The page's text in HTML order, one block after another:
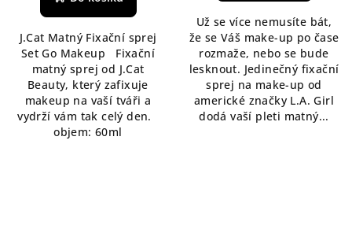
z
5
hvězdiček.
J.Cat Matný Fixační sprej
Set Go Makeup Fixační
matný sprej od J.Cat
Beauty, který zafixuje
makeup na vaší tváři a
vydrží vám tak celý den.
objem: 60ml
z
5
hvězdiček.
Už se více nemusíte bát,
že se Váš make-up po čase
rozmaže, nebo se bude
lesknout. Jedinečný fixační
sprej na make-up od
americké značky L.A. Girl
dodá vaší pleti matný...